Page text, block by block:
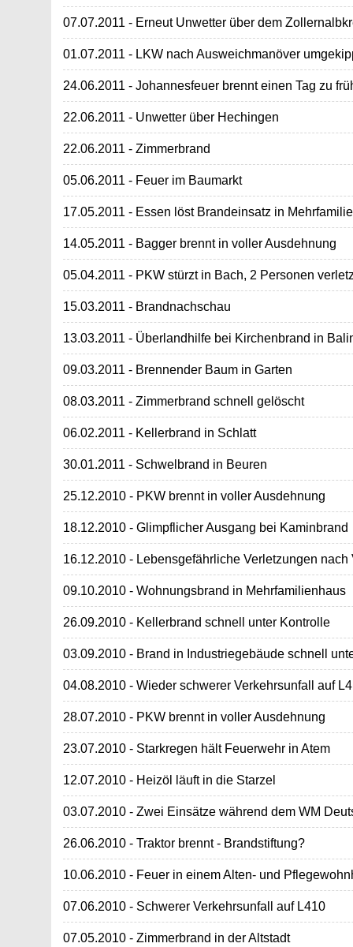
07.07.2011 - Erneut Unwetter über dem
01.07.2011 - LKW nach Ausweichmanöver
24.06.2011 - Johannesfeuer brennt einen Tag zu
22.06.2011 - Unwetter über Hechingen
22.06.2011 - Zimmerbrand
05.06.2011 - Feuer im Baumarkt
17.05.2011 - Essen löst Brandeinsatz in
14.05.2011 - Bagger brennt in voller Ausdehnung
05.04.2011 - PKW stürzt in Bach, 2 Personen
15.03.2011 - Brandnachschau
13.03.2011 - Überlandhilfe bei Kirchenbrand in
09.03.2011 - Brennender Baum in Garten
08.03.2011 - Zimmerbrand schnell gelöscht
06.02.2011 - Kellerbrand in Schlatt
30.01.2011 - Schwelbrand in Beuren
25.12.2010 - PKW brennt in voller Ausdehnung
18.12.2010 - Glimpflicher Ausgang bei Kaminbrand
16.12.2010 - Lebensgefährliche Verletzungen nach
09.10.2010 - Wohnungsbrand in Mehrfamilienhaus
26.09.2010 - Kellerbrand schnell unter Kontrolle
03.09.2010 - Brand in Industriegebäude schnell
04.08.2010 - Wieder schwerer Verkehrsunfall auf
28.07.2010 - PKW brennt in voller Ausdehnung
23.07.2010 - Starkregen hält Feuerwehr in Atem
12.07.2010 - Heizöl läuft in die Starzel
03.07.2010 - Zwei Einsätze während dem WM
26.06.2010 - Traktor brennt - Brandstiftung?
10.06.2010 - Feuer in einem Alten- und
07.06.2010 - Schwerer Verkehrsunfall auf L410
07.05.2010 - Zimmerbrand in der Altstadt